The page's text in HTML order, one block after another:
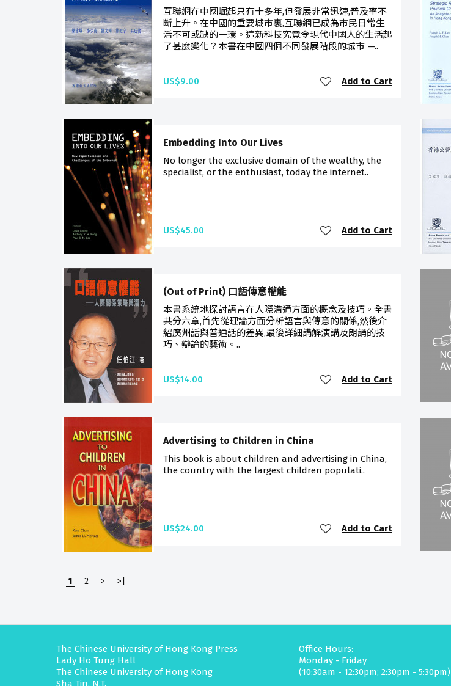
互聯網在中國崛起只有十多年,但發展非常迅速,普及率不
斷上升。在中國的重要城市裏,互聯網已成為市民日常生
活不可或缺的一環。這新科技究竟令現代中國人的生活起
了甚麼變化？本書在中國四個不同發展階段的城市 —..
US$9.00 Add to Cart
Embedding Into Our Lives
No longer the exclusive domain of the wealthy, the
specialist, or the enthusiast, today the internet..
US$45.00 Add to Cart
(Out of Print) 口語傳意權能
本書系統地探討語言在人際溝通方面的概念及技巧。全書
共分六章,首先從理論方面分析語言與傳意的關係,然後介
紹廣州話與普通話的差異,最後詳細講解演講及朗誦的技
巧、辯論的藝術。..
US$14.00 Add to Cart
Advertising to Children in China
This book is about children and advertising in China,
the country with the largest children populati..
US$24.00 Add to Cart
1 2 > >|
The Chinese University of Hong Kong Press
Lady Ho Tung Hall
The Chinese University of Hong Kong
Sha Tin, N.T.
Office Hours:
Monday - Friday
(10:30am - 12:30pm; 2:30pm - 5:30pm)